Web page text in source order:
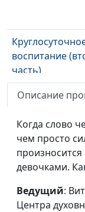
воспитание
часть)
воспитание
часть)
Интимная
(вторая часть)
Описание
Когда слово
чем просто
девочками.
Ведущий:
Центра